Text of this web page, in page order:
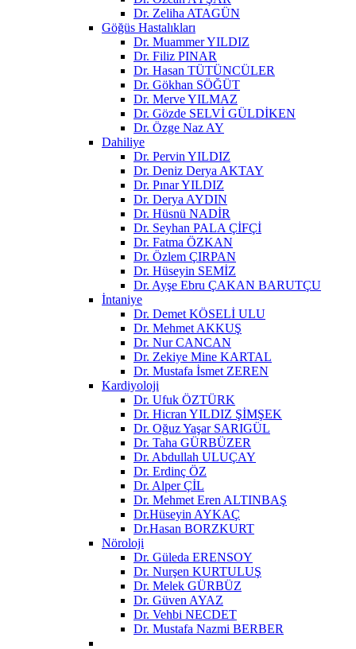
Dr. Zeliha ATAGÜN
Göğüs Hastalıkları
Dr. Muammer YILDIZ
Dr. Filiz PINAR
Dr. Hasan TÜTÜNCÜLER
Dr. Gökhan SÖĞÜT
Dr. Merve YILMAZ
Dr. Gözde SELVİ GÜLDİKEN
Dr. Özge Naz AY
Dahiliye
Dr. Pervin YILDIZ
Dr. Deniz Derya AKTAY
Dr. Pınar YILDIZ
Dr. Derya AYDIN
Dr. Hüsnü NADİR
Dr. Seyhan PALA ÇİFÇİ
Dr. Fatma ÖZKAN
Dr. Özlem ÇIRPAN
Dr. Hüseyin SEMİZ
Dr. Ayşe Ebru ÇAKAN BARUTÇU
İntaniye
Dr. Demet KÖSELİ ULU
Dr. Mehmet AKKUŞ
Dr. Nur CANCAN
Dr. Zekiye Mine KARTAL
Dr. Mustafa İsmet ZEREN
Kardiyoloji
Dr. Ufuk ÖZTÜRK
Dr. Hicran YILDIZ ŞİMŞEK
Dr. Oğuz Yaşar SARIGÜL
Dr. Taha GÜRBÜZER
Dr. Abdullah ULUÇAY
Dr. Erdinç ÖZ
Dr. Alper ÇİL
Dr. Mehmet Eren ALTINBAŞ
Dr.Hüseyin AYKAÇ
Dr.Hasan BORZKURT
Nöroloji
Dr. Güleda ERENSOY
Dr. Nurşen KURTULUŞ
Dr. Melek GÜRBÜZ
Dr. Güven AYAZ
Dr. Vehbi NECDET
Dr. Mustafa Nazmi BERBER